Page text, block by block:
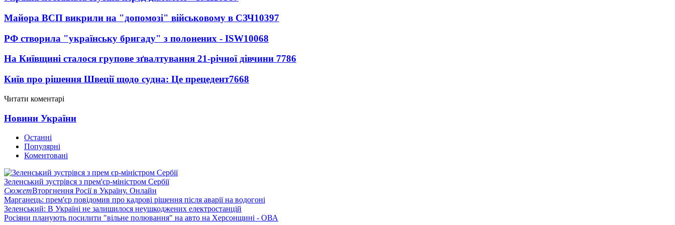
Майора ВСП викрили на "допомозі" військовому в СЗЧ10397
РФ створила "українську бригаду" з полонених - ISW10068
На Київщині сталося групове зґвалтування 21-річної дівчини 7786
Київ про рішення Швеції щодо судна: Це прецедент7668
Читати коментарі
Новини України
Останні
Популярні
Коментовані
Зеленський зустрівся з прем'єр-міністром Сербії
СюжетВторгнення Росії в Україну. Онлайн
Марганець: прем'єр повідомив про кадрові рішення після аварії на водогоні
Зеленський: В Україні не залишилося неушкоджених електростанцій
Росіяни планують посилити "вільне полювання" на авто на Херсонщині - ОВА